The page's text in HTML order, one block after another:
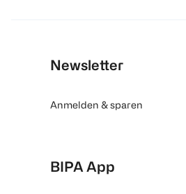
Newsletter
Anmelden & sparen
BIPA App